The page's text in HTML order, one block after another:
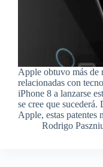
Apple obtuvo más de
relacionadas con
iPhone 8 a lanzarse
se cree que
Apple, estas patentes
Rodrigo